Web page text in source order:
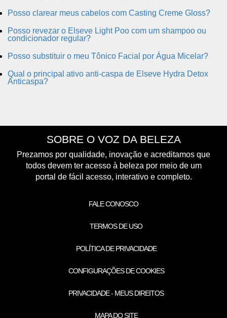
Posso clarear meus cabelos com Casting Creme Gloss?
Posso revezar o Elseve Light Poo com um shampoo ou
condicionador regular?
Posso substituir o meu Tônico Facial por Água Micelar?
Qual o principal ativo anti-caspa de Elseve Hydra Detox
Anticaspa?
SOBRE O VOZ DA BELEZA
Prezamos por qualidade, inovação e acreditamos que
todos devem ter acesso à beleza por meio de um
portal de fácil acesso, interativo e completo.
FALE CONOSCO
TERMOS DE USO
POLÍTICA DE PRIVACIDADE
CONFIGURAÇÕES DE COOKIES
PRIVACIDADE - MEUS DIREITOS
MAPA DO SITE